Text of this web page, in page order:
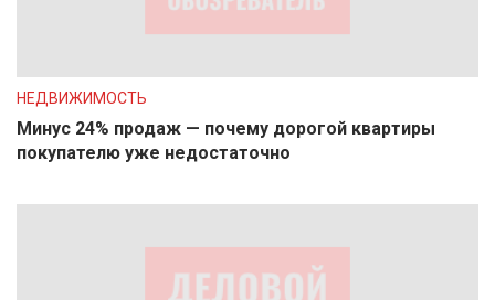
НЕДВИЖИМОСТЬ
Минус 24% продаж — почему дорогой квартиры
покупателю уже недостаточно